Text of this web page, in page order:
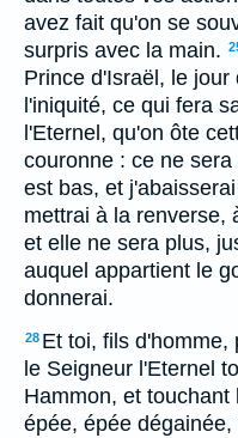
avez fait qu'on se
surpris avec la main.
Prince d'Israël, le
l'iniquité, ce qui fera
l'Eternel, qu'on ôte
couronne : ce ne
est bas, et
mettrai à la renverse,
et elle ne sera plus,
auquel appartient le
donnerai.
28 Et toi, fils d'homme,
le Seigneur l'Eternel
Hammon, et
épée, épée